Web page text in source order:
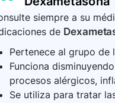
interactuar con otros
siempre a su
de
Pertenece al grupo de
Funciona
procesos alérgicos,
Se utiliza para tratar